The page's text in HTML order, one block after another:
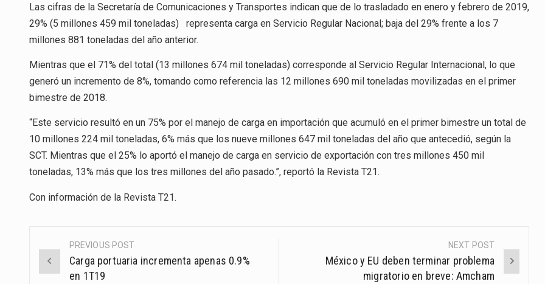
El Tribunal Federal de Justicia Administrativa (TFJA), a través de su Segunda Sala Regional en…
El Gobierno de Estados Unidos ha procesado la devolución de aproximadamente 100,000
Las cifras de la Secretaría de Comunicaciones y Transportes indican que de lo trasladado en enero y febrero de 2019,
29% (5 millones 459 mil toneladas) representa carga en Servicio Regular Nacional; baja del 29% frente a los 7
millones 881 toneladas del año anterior.
Mientras que el 71% del total (13 millones 674 mil toneladas) corresponde al Servicio Regular Internacional, lo que
generó un incremento de 8%, tomando como referencia las 12 millones 690 mil toneladas movilizadas en el primer
bimestre de 2018.
“Este servicio resultó en un 75% por el manejo de carga en importación que acumuló en el primer bimestre un total de
10 millones 224 mil toneladas, 6% más que los nueve millones 647 mil toneladas del año que antecedió, según la
SCT. Mientras que el 25% lo aportó el manejo de carga en servicio de exportación con tres millones 450 mil
toneladas, 13% más que los tres millones del año pasado.”, reportó la Revista T21.
Con información de la Revista T21.
Post
navigation
PREVIOUS POST
Carga portuaria incrementa apenas 0.9%
en 1T19
NEXT POST
México y EU deben terminar problema
migratorio en breve: Amcham